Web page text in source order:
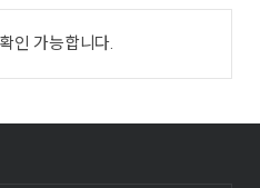
인 가능합니다.